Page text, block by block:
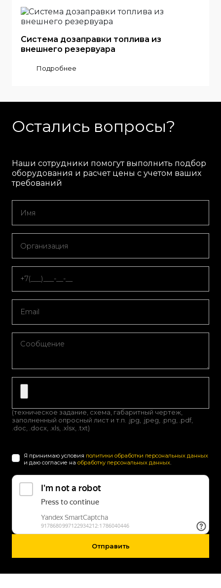
Система дозаправки топлива из
внешнего резервуара
Подробнее
Остались вопросы?
Наши сотрудники помогут выполнить подбор
оборудования и расчет цены с учетом ваших
требований
(техническое задание, схема, габаритный чертеж,
заполненный опросный лист и т.п. .jpg, .jpeg, .png, .pdf,
.doc, .docx, .xls, .xlsx, .txt)
Я принимаю условия политики обработки персональных данных
и даю согласие на обработку персональных данных.
Отправить